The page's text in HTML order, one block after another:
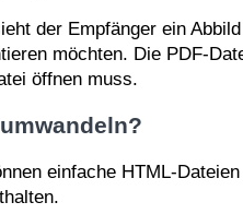
der Empfänger ein
möchten. Die PDF-
öffnen muss.
einfache HTML-